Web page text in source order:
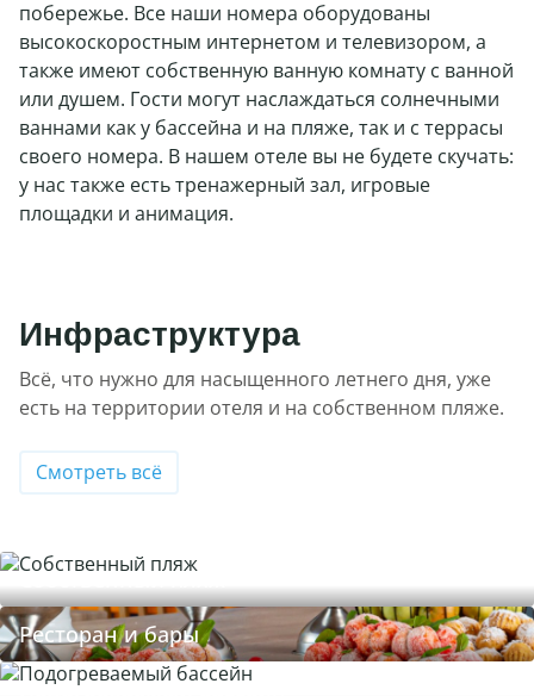
побережье. Все наши номера оборудованы
высокоскоростным интернетом и телевизором, а
также имеют собственную ванную комнату с ванной
или душем. Гости могут наслаждаться солнечными
ваннами как у бассейна и на пляже, так и с террасы
своего номера. В нашем отеле вы не будете скучать:
у нас также есть тренажерный зал, игровые
площадки и анимация.
Инфраструктура
Всё, что нужно для насыщенного летнего дня, уже
есть на территории отеля и на собственном пляже.
Смотреть всё
Собственный пляж
Ресторан и бары
Подогреваемый бассейн